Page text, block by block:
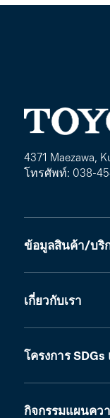
4371 Maezawa,
โทรศัพท์: 038-
ข้อมูลสินค้า/บริ
เกี่ยวกับเรา
โครงการ SDGs
กิจกรรมแผนคว